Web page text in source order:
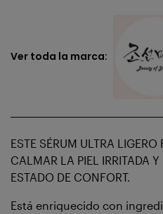
Ver toda la marca:
ESTE SÉRUM ULTRA
CALMAR LA PIEL IRRITADA
ESTADO DE CONFORT.
Está enriquecido con